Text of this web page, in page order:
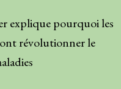
explique pourquoi les
révolutionner le